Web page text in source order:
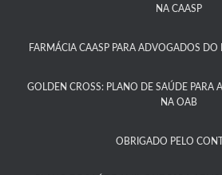
NA CAASP​
FARMÁCIA CAASP PARA ADVOGADOS DO
GOLDEN CROSS: PLANO DE SAÚDE PARA
NA OAB
OBRIGADO PELO